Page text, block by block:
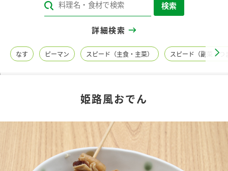
レシピカテゴリ一覧
レシピ名特集
酢 調味酢
新商品一覧
検索
詳細検索
なす ピーマン スピード（主食・主菜） スピード（副菜・つ
姫路風おでん